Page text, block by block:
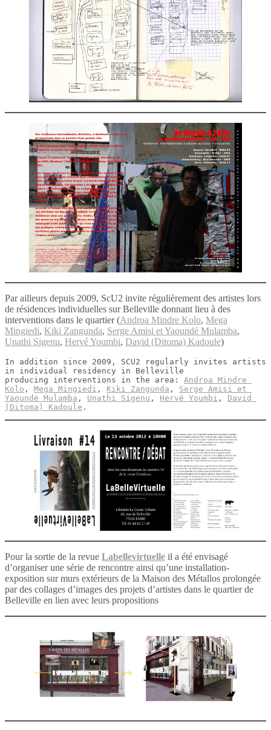
Par ailleurs depuis 2009, ScU2 invite régulièrement des artistes lors
de résidences individuelles sur Belleville donnant lieu à des
interventions dans le quartier (Androa Mindre Kolo, Mega
Mingiedi, Kiki Zangunda, Serge Amisi et Yaoundé Mulamba,
Unathi Sigenu, Hervé Youmbi, David (Ditoma) Kadoule)
In addition since 2009, SCU2 regularly invites artists
in individual residency in Belleville
producing interventions in the area: Androa Mindre
Kolo , Mega Mingiedi , Kiki Zangunda , Serge Amisi et
Yaoundé Mulamba , Unathi Sigenu , Hervé Youmbi , David
(Ditoma) Kadoule .
Pour la sortie de la revue Labellevirtuelle il a été envisagé
d’organiser une série de rencontre ainsi qu’une installation-
exposition sur murs extérieurs de la Maison des Métallos prolongée
par des collages d’images des projets d’artistes dans le quartier de
Belleville en lien avec leurs propositions